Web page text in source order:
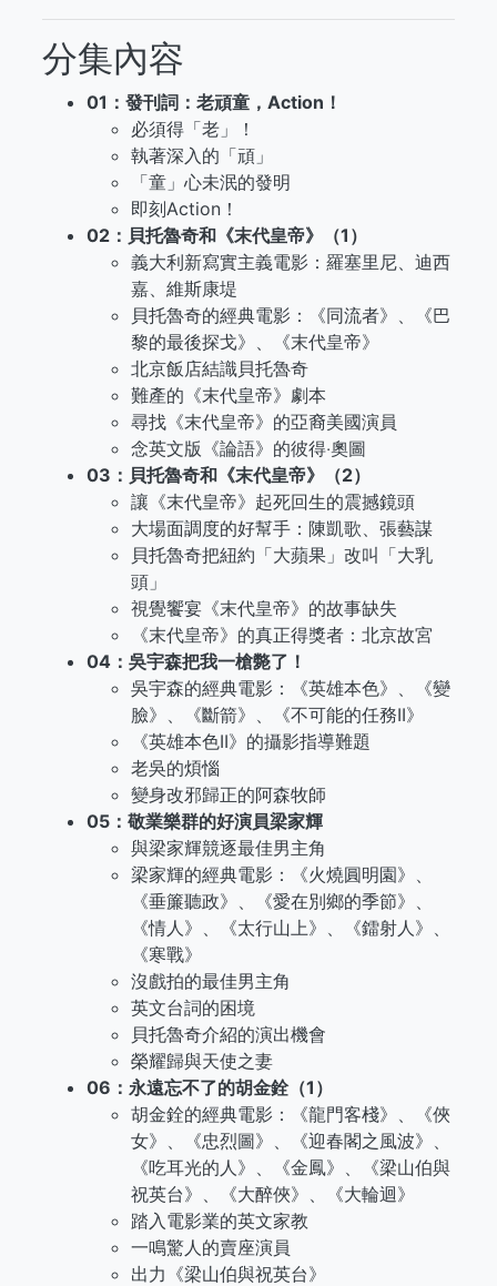
分集內容
01：發刊詞：老頑童，Action！
必須得「老」！
執著深入的「頑」
「童」心未泯的發明
即刻Action！
02：貝托魯奇和《末代皇帝》（1）
義大利新寫實主義電影：羅塞里尼、迪西
嘉、維斯康堤
貝托魯奇的經典電影：《同流者》、《巴
黎的最後探戈》、《末代皇帝》
北京飯店結識貝托魯奇
難產的《末代皇帝》劇本
尋找《末代皇帝》的亞裔美國演員
念英文版《論語》的彼得‧奧圖
03：貝托魯奇和《末代皇帝》（2）
讓《末代皇帝》起死回生的震撼鏡頭
大場面調度的好幫手：陳凱歌、張藝謀
貝托魯奇把紐約「大蘋果」改叫「大乳
頭」
視覺饗宴《末代皇帝》的故事缺失
《末代皇帝》的真正得獎者：北京故宮
04：吳宇森把我一槍斃了！
吳宇森的經典電影：《英雄本色》、《變
臉》、《斷箭》、《不可能的任務II》
《英雄本色II》的攝影指導難題
老吳的煩惱
變身改邪歸正的阿森牧師
05：敬業樂群的好演員梁家輝
與梁家輝競逐最佳男主角
梁家輝的經典電影：《火燒圓明園》、
《垂簾聽政》、《愛在別鄉的季節》、
《情人》、《太行山上》、《鐳射人》、
《寒戰》
沒戲拍的最佳男主角
英文台詞的困境
貝托魯奇介紹的演出機會
榮耀歸與天使之妻
06：永遠忘不了的胡金銓（1）
胡金銓的經典電影：《龍門客棧》、《俠
女》、《忠烈圖》、《迎春閣之風波》、
《吃耳光的人》、《金鳳》、《梁山伯與
祝英台》、《大醉俠》、《大輪迴》
踏入電影業的英文家教
一鳴驚人的賣座演員
出力《梁山伯與祝英台》